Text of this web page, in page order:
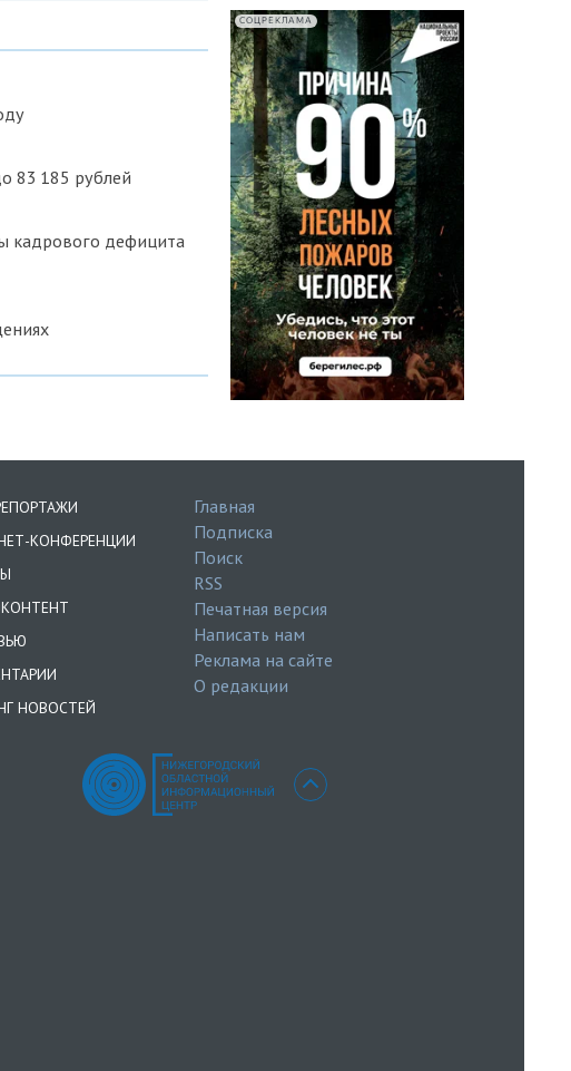
83 185 рублей
кадрового дефицита
СОЦРЕКЛАМА
КОНФЕРЕНЦИИ
НОВОСТЕЙ
Главная
Подписка
Поиск
RSS
Печатная версия
Написать нам
Реклама на сайте
О редакции